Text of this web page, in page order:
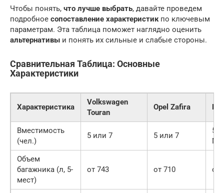
Чтобы понять, что лучше выбрать, давайте проведем
подробное сопоставление характеристикпо ключевым
параметрам. Эта таблица поможет наглядно оценить
альтернативы и понять их сильные и слабые стороны.
Сравнительная Таблица: Основные
Характеристики
Характеристика
Volkswagen
Touran
Opel Zafira
Вместимость
(чел.)
5 или 7 5 или 7
5
Объем
багажника (л, 5-
мест)
от 743 от 710 от